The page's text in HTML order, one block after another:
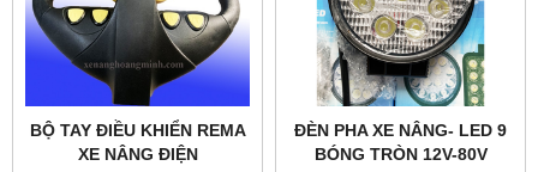
BỘ TAY ĐIỀU KHIỂN REMA
XE NÂNG ĐIỆN
ĐÈN PHA XE NÂNG- LED 9
BÓNG TRÒN 12V-80V